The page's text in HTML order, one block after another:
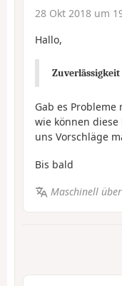
28 Okt 2018 um
Hallo,
Zuverlässigkeit
Gab es
wie können diese
uns Vorschläge
Bis bald
Maschinell